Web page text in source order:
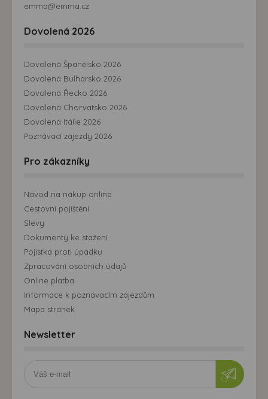
emma@emma.cz
Dovolená 2026
Dovolená Španělsko 2026
Dovolená Bulharsko 2026
Dovolená Řecko 2026
Dovolená Chorvatsko 2026
Dovolená Itálie 2026
Poznávací zájezdy 2026
Pro zákazníky
Návod na nákup online
Cestovní pojištění
Slevy
Dokumenty ke stažení
Pojistka proti úpadku
Zpracování osobních údajů
Online platba
Informace k poznávacím zájezdům
Mapa stránek
Newsletter